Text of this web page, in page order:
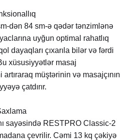
dən 84 sm-ə qədər tənzimlənə
uyğun optimal rahatlıq
dayaqları çıxarıla bilər və fərdi
xüsusiyyətlər masaj
artıraraq müştərinin və masajçının
çatdırır.
sayəsində RESTPRO Classic-2
çevrilir. Cəmi 13 kq çəkiyə